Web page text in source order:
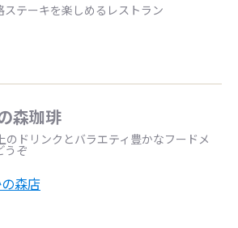
ステーキを楽しめるレストラン
森珈琲
のドリンクとバラエティ豊かなフードメ
うぞ
森店